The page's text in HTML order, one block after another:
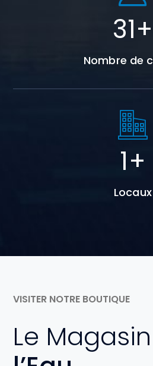
44+
Nombre de
2+
Locaux
VISITER NOTRE BOUTIQUE
Le